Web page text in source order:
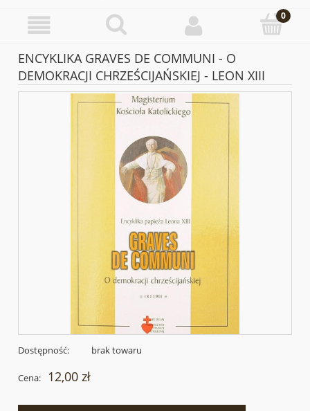
ENCYKLIKA GRAVES DE COMMUNI - O
DEMOKRACJI CHRZEŚCIJAŃSKIEJ - LEON XIII
Dostępność: brak towaru
Cena: 12,00 zł